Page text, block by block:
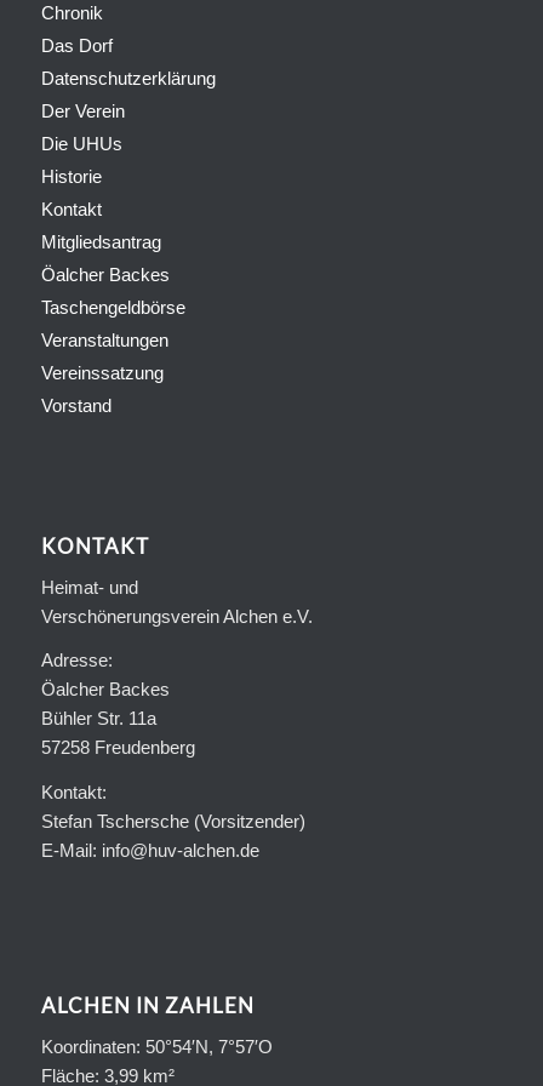
Chronik
Das Dorf
Datenschutzerklärung
Der Verein
Die UHUs
Historie
Kontakt
Mitgliedsantrag
Öalcher Backes
Taschengeldbörse
Veranstaltungen
Vereinssatzung
Vorstand
KONTAKT
Heimat- und
Verschönerungsverein Alchen e.V.
Adresse:
Öalcher Backes
Bühler Str. 11a
57258 Freudenberg
Kontakt:
Stefan Tschersche (Vorsitzender)
E-Mail: info@huv-alchen.de
ALCHEN IN ZAHLEN
Koordinaten: 50°54′N, 7°57′O
Fläche: 3,99 km²